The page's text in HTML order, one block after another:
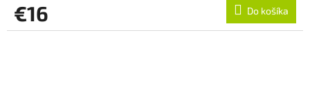
€16 Do košíka